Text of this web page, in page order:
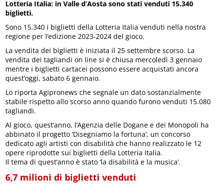
Lotteria Italia: in Valle d’Aosta sono stati venduti 15.340
biglietti.
Sono 15.340 i biglietti della Lotteria Italia venduti nella nostra
regione per l’edizione 2023-2024 del gioco.
La vendita dei biglietti è iniziata il 25 settembre scorso. La
vendita dei tagliandi on line si è chiusa mercoledì 3 gennaio
mentre i biglietti cartacei possono essere acquistati ancora
quest’oggi, sabato 6 gennaio.
Lo riporta Agipronews che segnale un dato sostanzialmente
stabile rispetto allo scorso anno quando furono venduti 15.080
tagliandi.
Al gioco, quest’anno, l’Agenzia delle Dogane e dei Monopoli ha
abbinato il progetto ‘Disegniamo la fortuna’, un concorso
dedicato agli artisti con disabilità che hanno realizzato le 12
opere riprodotte sui biglietti della Lotteria Italia.
Il tema di quest’anno è stato ‘la disabilità e la musica’.
6,7 milioni di biglietti venduti